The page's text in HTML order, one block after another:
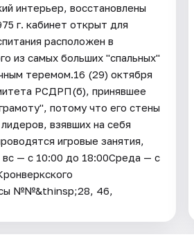
интерьер, восстановлены
г. кабинет открыт для
расположен в
из самых больших "спальных"
теремом.16 (29) октября
РСДРП(б), принявшее
потому что его стены
взявших на себя
игровые занятия,
— с 10:00 до 18:00Среда — с
№№&thinsp;28, 46,